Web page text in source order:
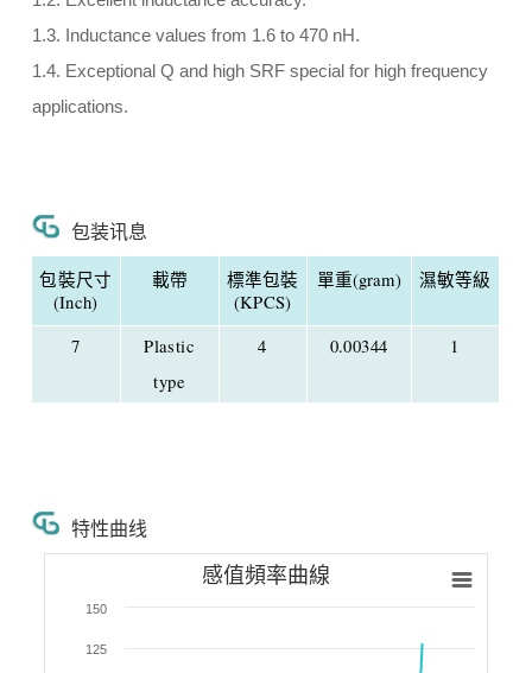
1.3. Inductance values from 1.6 to 470 nH.
1.4. Exceptional Q and high SRF special for high frequency
applications.
包装讯息
包裝尺寸
(Inch)
載帶
標準包裝
(KPCS)
單重(gram) 濕敏等級
7
Plastic
type
4 0.00344 1
特性曲线
感值頻率曲線
125
150